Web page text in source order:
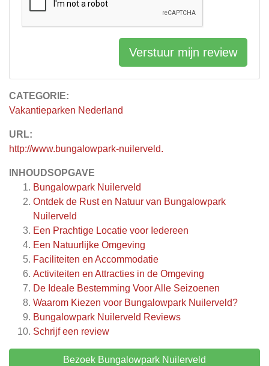
CATEGORIE:
Vakantieparken Nederland
URL:
http://www.bungalowpark-nuilerveld.
INHOUDSOPGAVE
Bungalowpark Nuilerveld
Ontdek de Rust en Natuur van Bungalowpark
Nuilerveld
Een Prachtige Locatie voor Iedereen
Een Natuurlijke Omgeving
Faciliteiten en Accommodatie
Activiteiten en Attracties in de Omgeving
De Ideale Bestemming Voor Alle Seizoenen
Waarom Kiezen voor Bungalowpark Nuilerveld?
Bungalowpark Nuilerveld Reviews
Schrijf een review
Bezoek Bungalowpark Nuilerveld
Verstuur mijn review